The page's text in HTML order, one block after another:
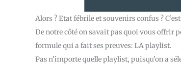
Alors ? Etat fébrile et souvenirs confus ?
De notre côté on savait pas quoi vous offrir
formule qui a fait ses preuves: LA playlist.
Pas n’importe quelle playlist, puisqu’on a